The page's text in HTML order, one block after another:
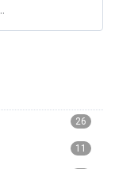
26
11